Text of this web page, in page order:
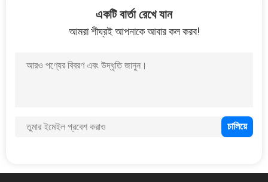
একটি বার্তা রেখে যান
আমরা শীঘ্রই আপনাকে আবার কল করব!